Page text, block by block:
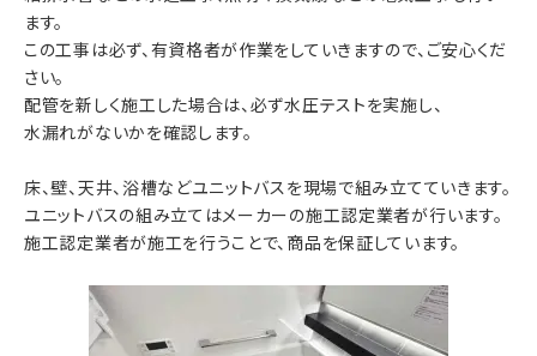
ます。
この工事は必ず、有資格者が作業をしていきますので、ご安心くだ
さい。
配管を新しく施工した場合は、必ず水圧テストを実施し、
水漏れがないかを確認します。
床、壁、天井、浴槽などユニットバスを現場で組み立てていきます。
ユニットバスの組み立てはメーカーの施工認定業者が行います。
施工認定業者が施工を行うことで、商品を保証しています。